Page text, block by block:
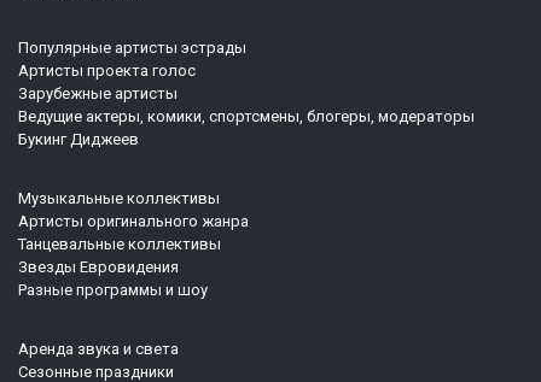
Популярные артисты эстрады
Артисты проекта голос
Зарубежные артисты
Ведущие актеры, комики, спортсмены, блогеры, модераторы
Букинг Диджеев
Музыкальные коллективы
Артисты оригинального жанра
Танцевальные коллективы
Звезды Евровидения
Разные программы и шоу
Аренда звука и света
Сезонные праздники